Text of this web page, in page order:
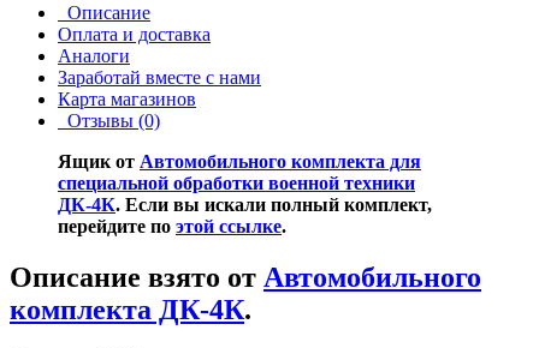
Описание
Оплата и доставка
Аналоги
Заработай вместе с нами
Карта магазинов
Отзывы (0)
Ящик от Автомобильного комплекта для
специальной обработки военной техники
ДК-4К. Если вы искали полный комплект,
перейдите по этой ссылке.
Описание взято от Автомобильного
комплекта ДК-4К.